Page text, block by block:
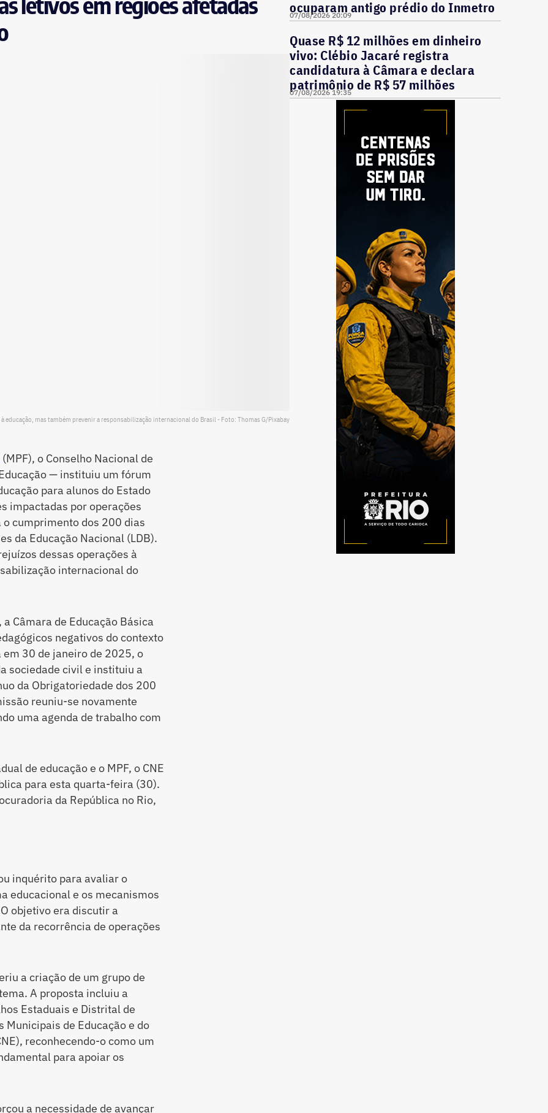
educação, mas também prevenir a responsabilização internacional do Brasil - Foto: Thomas G/Pixabay
(MPF), o Conselho Nacional de
— instituiu um fórum
para alunos do Estado
impactadas por operações
cumprimento dos 200 dias
da Educação Nacional (LDB).
dessas operações à
internacional do
Câmara de Educação Básica
negativos do contexto
30 de janeiro de 2025, o
sociedade civil e instituiu a
da Obrigatoriedade dos 200
reuniu-se novamente
uma agenda de trabalho com
de educação e o MPF, o CNE
para esta quarta-feira (30).
da República no Rio,
inquérito para avaliar o
educacional e os mecanismos
objetivo era discutir a
da recorrência de operações
a criação de um grupo de
A proposta incluiu a
Estaduais e Distrital de
Municipais de Educação e do
reconhecendo-o como um
para apoiar os
a necessidade de avançar
ocuparam antigo prédio do Inmetro
07/08/2026 20:09
Quase R$ 12 milhões em dinheiro
vivo: Clébio Jacaré registra
candidatura à Câmara e declara
patrimônio de R$ 57 milhões
07/08/2026 19:35